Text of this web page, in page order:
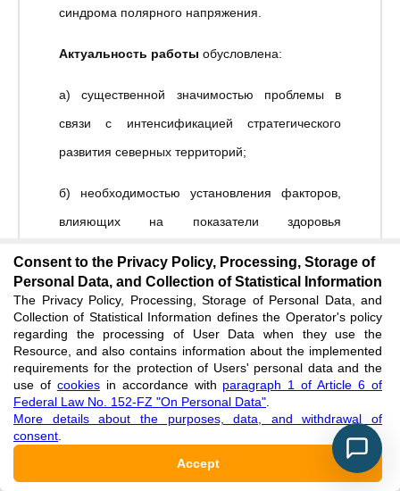
синдрома полярного напряжения.
Актуальность работы обусловлена:
а) существенной значимостью проблемы в
связи с интенсификацией стратегического
развития северных территорий;
б) необходимостью установления факторов,
влияющих на показатели здоровья
регионов.
Научная новизна.В публикации:
1) изложена актуальность исследования в
рамках рассмотрение проблемы
стратегического развития северных территорий
России;
Consent to the Privacy Policy, Processing, Storage of
Personal Data, and Collection of Statistical Information
The Privacy Policy, Processing, Storage of Personal Data, and
Collection of Statistical Information defines the Operator's policy
regarding the processing of User Data when they use the
Resource, and also contains information about the implemented
requirements for the protection of Users' personal data and the
use of cookiesin accordance with paragraph 1 of Article 6 of
Federal Law No. 152-FZ "On Personal Data"
More details about the purposes, data, and withdrawal of
consent
Accept